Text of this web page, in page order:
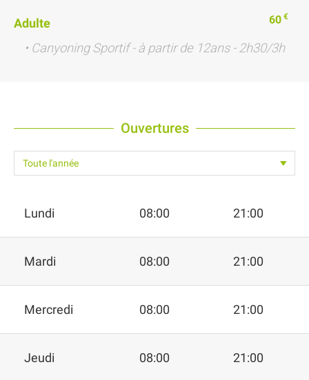
Adulte 60 €
• Canyoning Sportif - à partir de 12ans - 2h30/3h
Ouvertures
Lundi 08:00 21:00
Mardi 08:00 21:00
Mercredi 08:00 21:00
Jeudi 08:00 21:00